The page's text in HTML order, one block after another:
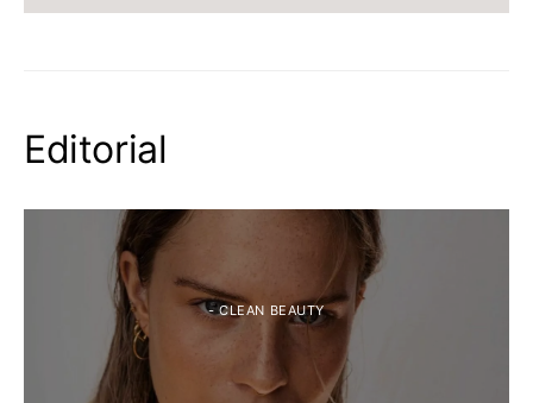
Editorial
- CLEAN BEAUTY